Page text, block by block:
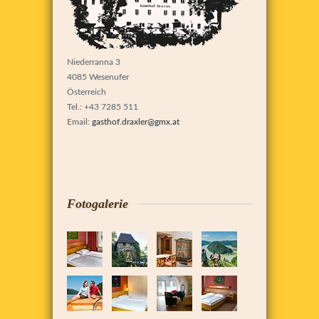
Niederranna 3
4085 Wesenufer
Österreich
Tel.: +43 7285 511
Email: gasthof.draxler@gmx.at
Fotogalerie